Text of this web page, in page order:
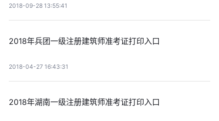
2018-09-28 13:55:41
2018年兵团一级注册建筑师准考证打印入口
2018-04-27 16:43:31
2018年湖南一级注册建筑师准考证打印入口